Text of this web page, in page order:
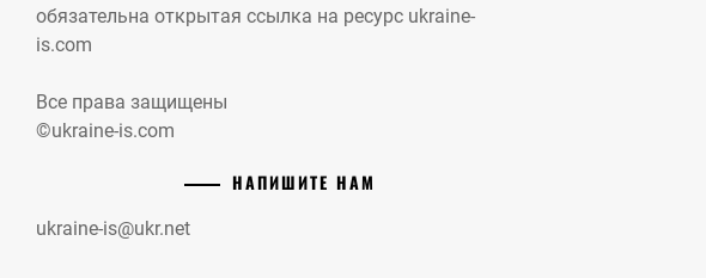
обязательна открытая ссылка на ресурс ukraine-
is.com
Все права защищены
©ukraine-is.com
НАПИШИТЕ НАМ
ukraine-is@ukr.net